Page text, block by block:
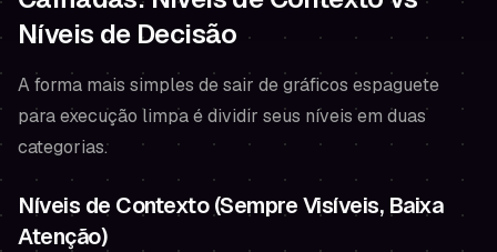
Níveis de Decisão
A forma mais simples de sair de gráficos espaguete
para execução limpa é dividir seus níveis em duas
categorias.
Níveis de Contexto (Sempre Visíveis, Baixa
Atenção)